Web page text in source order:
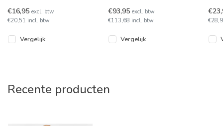
en comfortabele
toevoeging aan je gard
€16,95 excl. btw
€20,51 incl. btw
Vergelijk
voorzien van full-stretch
materiaal en m
€93,95 excl. btw
€113,68 incl. btw
Vergelijk
Recente producten